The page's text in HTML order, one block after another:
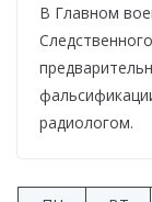
В Главном
радиологом.